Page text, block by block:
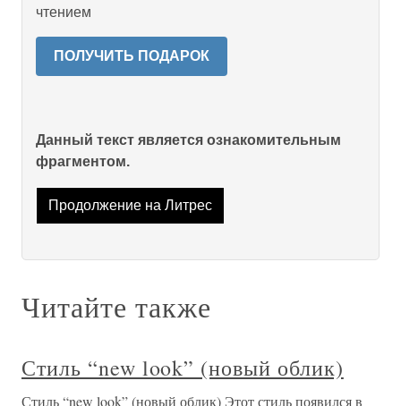
чтением
ПОЛУЧИТЬ ПОДАРОК
Данный текст является ознакомительным
фрагментом.
Продолжение на Литрес
Читайте также
Стиль “new look” (новый облик)
Стиль “new look” (новый облик) Этот стиль появился в